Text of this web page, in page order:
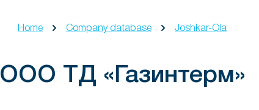
Home Company database Joshkar-Ola
ООО ТД «Газинтерм»